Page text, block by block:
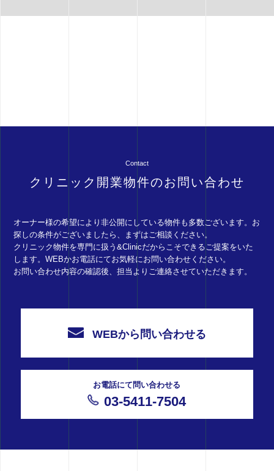
Contact
クリニック開業物件のお問い合わせ
オーナー様の希望により非公開にしている物件も多数ございます。お
探しの条件がございましたら、まずはご相談ください。
クリニック物件を専門に扱う&Clinicだからこそできるご提案をいた
します。WEBかお電話にてお気軽にお問い合わせください。
お問い合わせ内容の確認後、担当よりご連絡させていただきます。
WEBから問い合わせる
お電話にて問い合わせる
03-5411-7504